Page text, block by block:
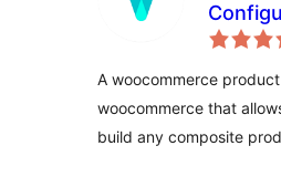
A woocommerce
woocommerce that
build any composite